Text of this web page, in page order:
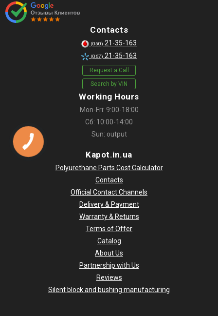
Contacts
(050) 21-35-163
(067) 21-35-163
Request a Call
Search by VIN
Working Hours
Mon-Fri: 9:00-18:00
Сб: 10:00-14:00
Sun: output
Kapot.in.ua
Polyurethane Parts Cost Calculator
Contacts
Official Contact Channels
Delivery & Payment
Warranty & Returns
Terms of Offer
Catalog
About Us
Partnership with Us
Reviews
Silent block and bushing manufacturing
КНОПКА
СВЯЗИ